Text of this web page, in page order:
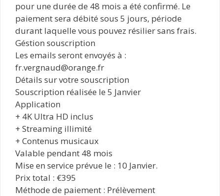
pour une durée de 48 mois a été confirmé. Le
paiement sera débité sous 5 jours, période
durant laquelle vous pouvez résilier sans frais.
Géstion souscription
Les emails seront envoyés à :
fr.vergnaud@orange.fr
Détails sur votre souscription
Souscription réalisée le 5 Janvier
Application
+ 4K Ultra HD inclus
+ Streaming illimité
+ Contenus musicaux
Valable pendant 48 mois
Mise en service prévue le : 10 Janvier.
Prix total : €395
Méthode de paiement : Prélèvement